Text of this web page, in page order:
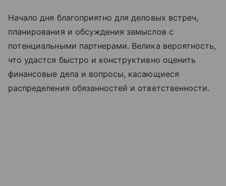
Начало дня благоприятно для деловых встреч,
планирования и обсуждения замыслов с
потенциальными партнерами. Велика вероятность,
что удастся быстро и конструктивно оценить
финансовые дела и вопросы, касающиеся
распределения обязанностей и ответственности.